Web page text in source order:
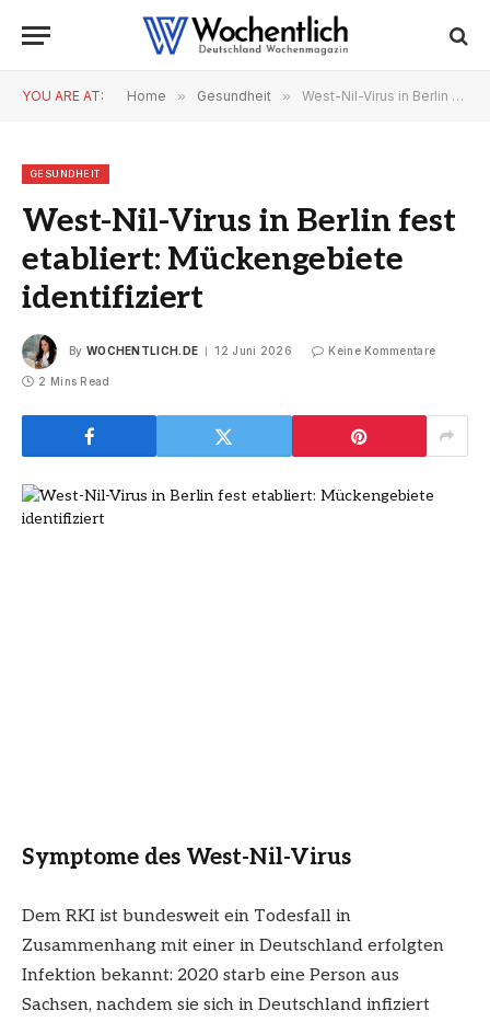
YOU ARE AT: Home » Gesundheit » West-Nil-Virus in Berlin fest etabliert: Mückengebiete identifiziert
GESUNDHEIT
West-Nil-Virus in Berlin fest
etabliert: Mückengebiete
identifiziert
By WOCHENTLICH.DE 12 Juni 2026 Keine Kommentare
2 Mins Read
Symptome des West-Nil-Virus
Dem RKI ist bundesweit ein Todesfall in
Zusammenhang mit einer in Deutschland erfolgten
Infektion bekannt: 2020 starb eine Person aus
Sachsen, nachdem sie sich in Deutschland infiziert